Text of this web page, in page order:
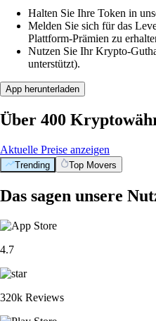
Halten Sie Ihre Token in
Melden Sie sich für das
Plattform-Prämien zu
Nutzen Sie Ihr Krypto-
unterstützt).
App herunterladen
Über 400
Aktuelle Preise anzeigen
Trending Top Movers
Das sagen unsere
4.7
320k Reviews